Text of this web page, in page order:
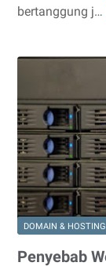
bertanggung j…
DOMAIN & HOSTING
Penyebab